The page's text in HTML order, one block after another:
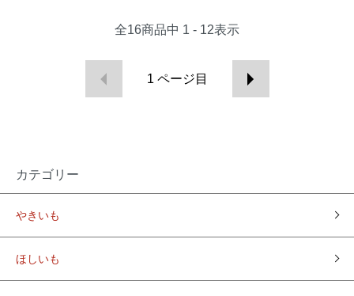
全16商品中 1 - 12表示
1 ページ目
カテゴリー
やきいも
ほしいも